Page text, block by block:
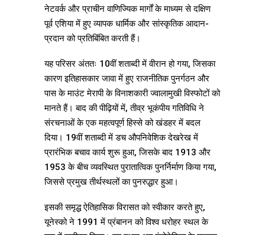
नेटवर्क और प्राचीन वाणिज्यिक मार्गों के माध्यम से दक्षिण
पूर्व एशिया में हुए व्यापक धार्मिक और सांस्कृतिक आदान-
प्रदान को प्रतिबिंबित करती हैं।
यह परिसर अंततः 10वीं शताब्दी में वीरान हो गया, जिसका
कारण इतिहासकार जावा में हुए राजनीतिक पुनर्गठन और
पास के माउंट मेरापी के विनाशकारी ज्वालामुखी विस्फोटों को
मानते हैं। बाद की पीढ़ियों में, तीव्र भूकंपीय गतिविधि ने
संरचनाओं के एक महत्वपूर्ण हिस्से को खंडहर में बदल
दिया। 19वीं शताब्दी में डच औपनिवेशिक देखरेख में
प्रारंभिक बचाव कार्य शुरू हुआ, जिसके बाद 1913 और
1953 के बीच व्यवस्थित पुरातात्विक पुनर्निर्माण किया गया,
जिससे प्रमुख तीर्थस्थलों का पुनरुद्धार हुआ।
इसकी समृद्ध ऐतिहासिक विरासत को स्वीकार करते हुए,
यूनेस्को ने 1991 में प्रंबानन को विश्व धरोहर स्थल के